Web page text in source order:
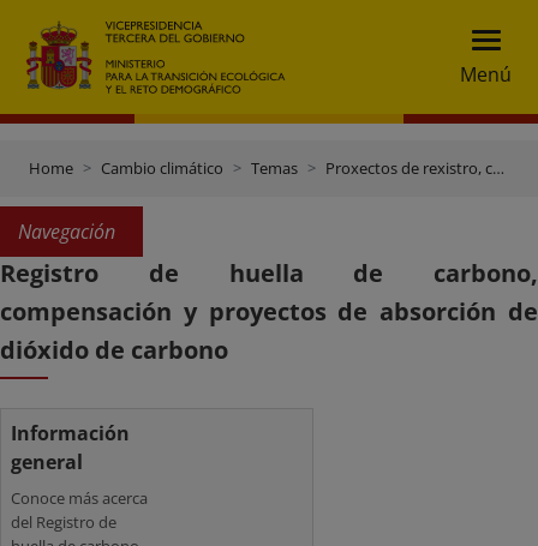
Menú
Home Cambio climático Temas Proxectos de rexistro, compensación e absorción da pegada de carbono
Navegación
Registro de huella de carbono,
compensación y proyectos de absorción de
dióxido de carbono
Información
general
Conoce más acerca
del Registro de